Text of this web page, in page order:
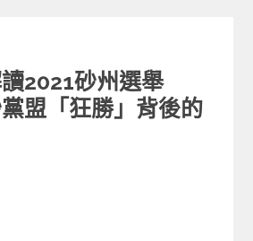
2021砂州選舉
黨盟「狂勝」背後的